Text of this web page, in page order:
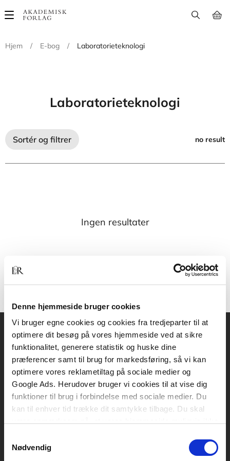
Denne hjemmeside bruger cookies
Vi bruger egne cookies og cookies fra tredjeparter til at
optimere dit besøg på vores hjemmeside ved at sikre
funktionalitet, generere statistik og huske dine
præferencer samt til brug for markedsføring, så vi kan
optimere vores reklametiltag på sociale medier og
Google Ads. Herudover bruger vi cookies til at vise dig
funktioner til brug i forbindelse med sociale medier. Du
kan til enhver tid trække dit samtykke tilbage. Du skal
tilbagetrækker et samtykke.
Nødvendig
Main
Hjem
/ E-bog / Laboratorieteknologi
Laboratorieteknologi
Sortér og filtrer no result
Ingen resultater
Akademisk Forlag
Vognmagergade 11
1120 København K
CVR 76351910
Kontakt kundeservice